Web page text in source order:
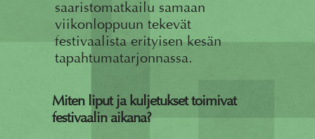
saaristomatkailu samaan
viikonloppuun tekevät
festivaalista erityisen kesän
tapahtumatarjonnassa.
Miten liput ja kuljetukset toimivat
festivaalin aikana?